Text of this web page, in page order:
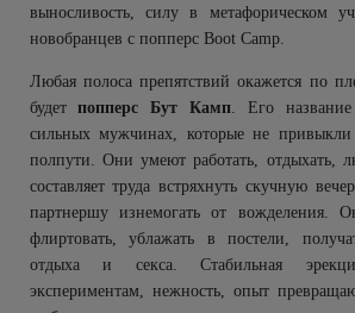
выносливость, силу в метафорическом
новобранцев с попперс Boot Camp.
Любая полоса препятствий окажется по
будетпопперс Бут Камп. Его
сильных мужчинах, которые не привыкли
полпути. Они умеют работать, отдыхать,
составляет труда встряхнуть скучную
партнершу изнемогать от вожделения.
флиртовать, ублажать в постели,
отдыха и секса. Стабильная
экспериментам, нежность, опыт